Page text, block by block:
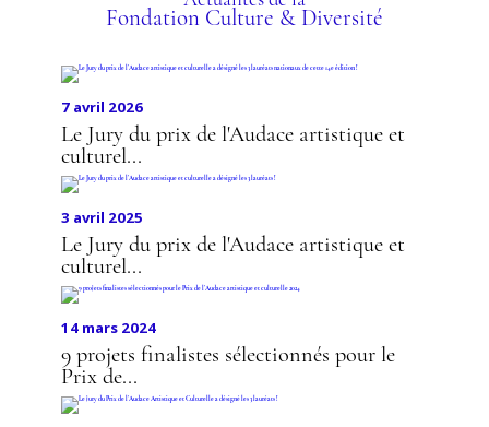
CULTURELLE
Fondation Culture & Diversité
7 avril 2026
Le Jury du prix de l'Audace artistique et
culturel...
3 avril 2025
Le Jury du prix de l'Audace artistique et
culturel...
14 mars 2024
9 projets finalistes sélectionnés pour le
Prix de...